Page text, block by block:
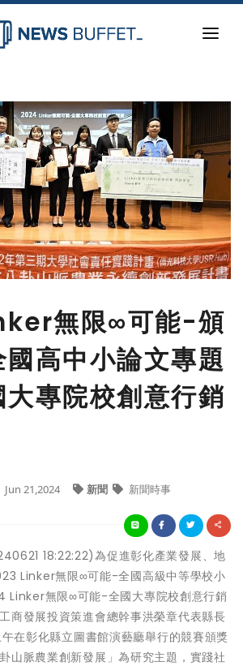
無限∞可能-頒
高中小論文專題
專院校創意行銷
Jun 21,2024 新聞 新聞時事
18:22:22)為促進彰化產業發展、地
Linker無限∞可能-全國高級中等學校小
Linker無限∞可能-全國大專院校創意行銷
商發展投資策進會總幹事洪榮章代表縣長
在彰化縣立圖書館演藝廳舉行的競賽頒獎
山脈農業創新發展」為研究主題，實踐社